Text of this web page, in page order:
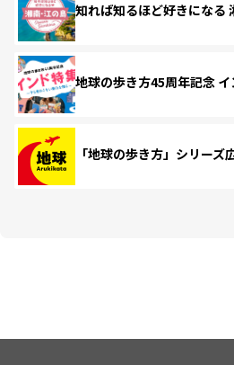
知れば知るほど好きになる
地球の歩き方45周年記念
「地球の歩き方」シリーズ